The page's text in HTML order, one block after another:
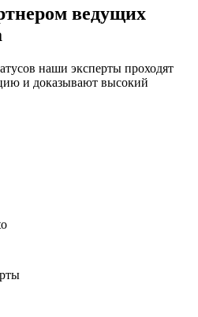
ведущих
наши эксперты проходят
и доказывают высокий